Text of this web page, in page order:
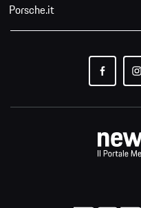
Porsche.it